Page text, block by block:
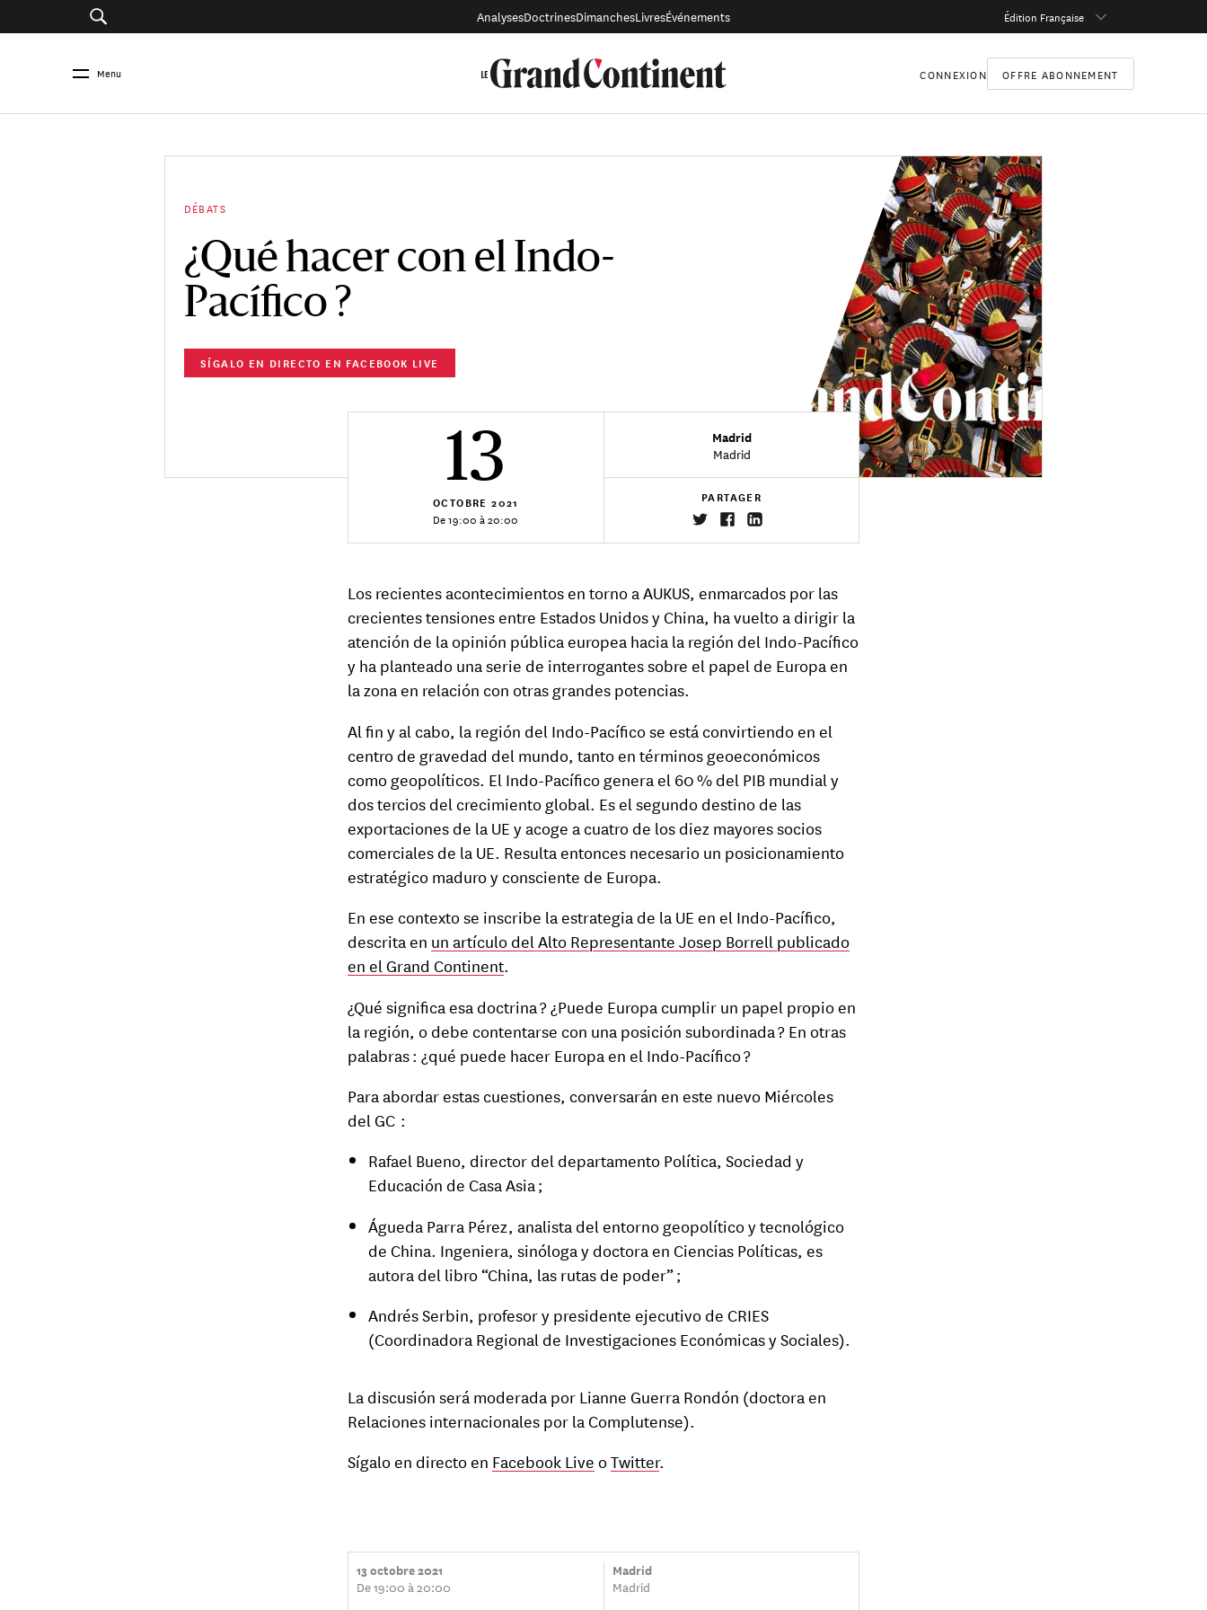
AnalysesDoctrinesDimanchesLivresÉvénements Édition Française
Menu CONNEXION OFFRE ABONNEMENT
DÉBATS
¿Qué hacer con el Indo-
Pacífico ?
SÍGALO EN DIRECTO EN FACEBOOK LIVE
13
OCTOBRE 2021
De 19:00 à 20:00
Madrid
Madrid
PARTAGER
Los recientes acontecimientos en torno a AUKUS, enmarcados por las
crecientes tensiones entre Estados Unidos y China, ha vuelto a dirigir la
atención de la opinión pública europea hacia la región del Indo-Pacífico
y ha planteado una serie de interrogantes sobre el papel de Europa en
la zona en relación con otras grandes potencias.
Al fin y al cabo, la región del Indo-Pacífico se está convirtiendo en el
centro de gravedad del mundo, tanto en términos geoeconómicos
como geopolíticos. El Indo-Pacífico genera el 60 % del PIB mundial y
dos tercios del crecimiento global. Es el segundo destino de las
exportaciones de la UE y acoge a cuatro de los diez mayores socios
comerciales de la UE. Resulta entonces necesario un posicionamiento
estratégico maduro y consciente de Europa.
En ese contexto se inscribe la estrategia de la UE en el Indo-Pacífico,
descrita en un artículo del Alto Representante Josep Borrell publicado
en el Grand Continent.
¿Qué significa esa doctrina ? ¿Puede Europa cumplir un papel propio en
la región, o debe contentarse con una posición subordinada ? En otras
palabras : ¿qué puede hacer Europa en el Indo-Pacífico ?
Para abordar estas cuestiones, conversarán en este nuevo Miércoles
del GC :
Rafael Bueno, director del departamento Política, Sociedad y
Educación de Casa Asia ;
Águeda Parra Pérez, analista del entorno geopolítico y tecnológico
de China. Ingeniera, sinóloga y doctora en Ciencias Políticas, es
autora del libro “China, las rutas de poder” ;
Andrés Serbin, profesor y presidente ejecutivo de CRIES
(Coordinadora Regional de Investigaciones Económicas y Sociales).
La discusión será moderada por Lianne Guerra Rondón (doctora en
Relaciones internacionales por la Complutense).
Sígalo en directo en Facebook Live oTwitter.
13 octobre 2021
De 19:00 à 20:00
Madrid
Madrid